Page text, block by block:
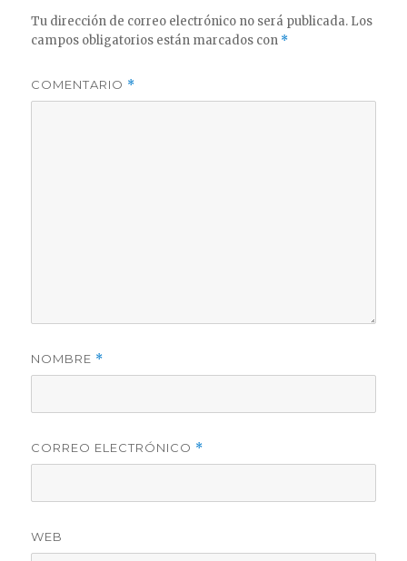
Tu dirección de correo electrónico no será publicada. Los
campos obligatorios están marcados con *
COMENTARIO *
NOMBRE *
CORREO ELECTRÓNICO *
WEB